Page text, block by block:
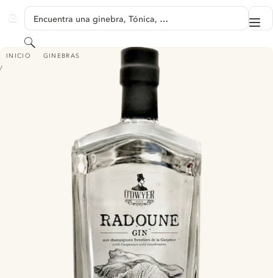
GINVENTORY
Encuentra una ginebra, Tónica, …
Buscar
INICIO GINEBRAS
RADOUNE GIN SAUVAGE